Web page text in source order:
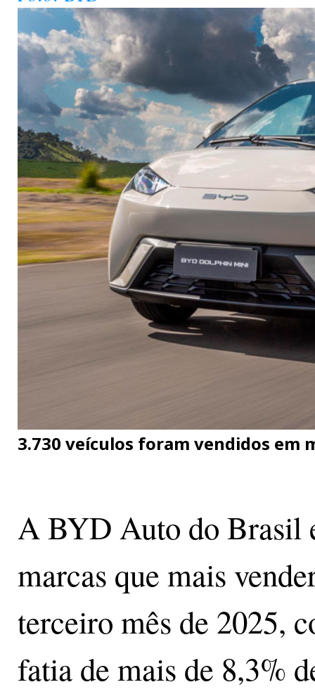
3.730 veículos foram vendidos em
A BYD Auto do Brasil
marcas que mais
terceiro mês de 2025,
fatia de mais de 8,3%